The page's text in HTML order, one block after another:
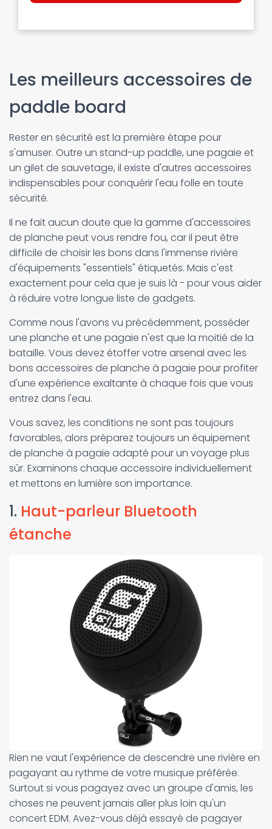
Les meilleurs accessoires de
paddle board
Rester en sécurité est la première étape pour
s'amuser. Outre un stand-up paddle, une pagaie et
un gilet de sauvetage, il existe d'autres accessoires
indispensables pour conquérir l'eau folle en toute
sécurité.
Il ne fait aucun doute que la gamme d'accessoires
de planche peut vous rendre fou, car il peut être
difficile de choisir les bons dans l'immense rivière
d'équipements "essentiels" étiquetés. Mais c'est
exactement pour cela que je suis là - pour vous aider
à réduire votre longue liste de gadgets.
Comme nous l'avons vu précédemment, posséder
une planche et une pagaie n'est que la moitié de la
bataille. Vous devez étoffer votre arsenal avec les
bons accessoires de planche à pagaie pour profiter
d'une expérience exaltante à chaque fois que vous
entrez dans l'eau.
Vous savez, les conditions ne sont pas toujours
favorables, alors préparez toujours un équipement
de planche à pagaie adapté pour un voyage plus
sûr. Examinons chaque accessoire individuellement
et mettons en lumière son importance.
1. Haut-parleur Bluetooth
étanche
Rien ne vaut l'expérience de descendre une rivière en
pagayant au rythme de votre musique préférée.
Surtout si vous pagayez avec un groupe d'amis, les
choses ne peuvent jamais aller plus loin qu'un
concert EDM. Avez-vous déjà essayé de pagayer